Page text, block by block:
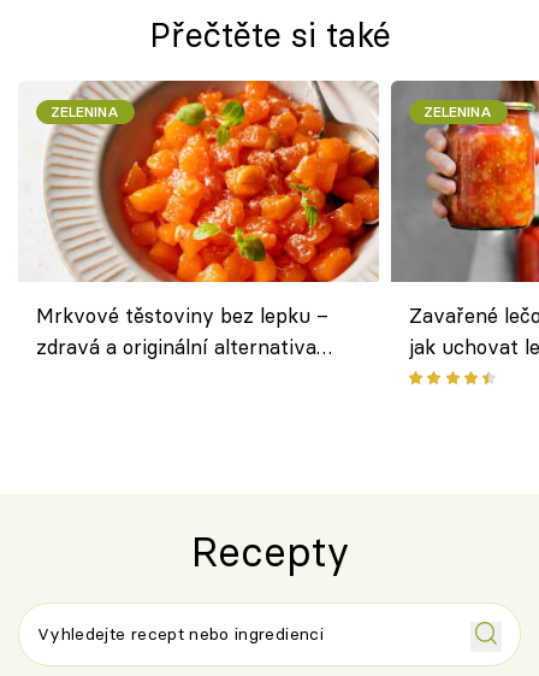
Přečtěte si také
ZELENINA
Mrkvové těstoviny bez lepku –
zdravá a originální alternativa
ZELENINA
Zavařené
jak uchovat
Recepty